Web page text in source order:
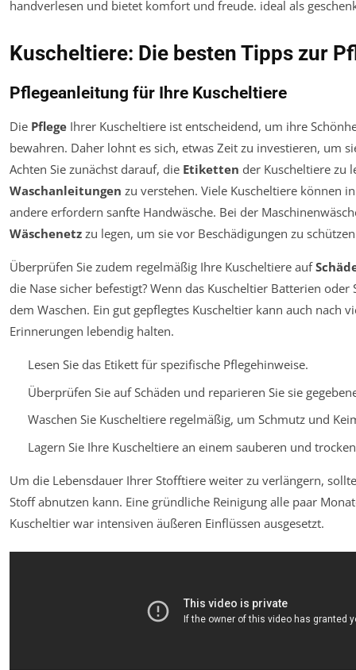
Kuscheltiere: Die besten Tipps zur
Pflegeanleitung für Ihre Kuscheltiere
Die Pflege Ihrer Kuscheltiere ist entscheidend, um ihre
bewahren. Daher lohnt es sich, etwas Zeit zu investieren, um
Achten Sie zunächst darauf, die Etiketten der Kuscheltiere zu
Waschanleitungen zu verstehen. Viele Kuscheltiere können
andere erfordern sanfte Handwäsche. Bei der
Wäschenetz zu legen, um sie vor Beschädigungen zu
Überprüfen Sie zudem regelmäßig Ihre Kuscheltiere auf
die Nase sicher befestigt? Wenn das Kuscheltier Batterien
dem Waschen. Ein gut gepflegtes Kuscheltier kann auch nach
Erinnerungen lebendig halten.
Lesen Sie das Etikett für spezifische Pflegehinweise.
Überprüfen Sie auf Schäden und reparieren Sie sie
Waschen Sie Kuscheltiere regelmäßig, um Schmutz und
Lagern Sie Ihre Kuscheltiere an einem sauberen und
Um die Lebensdauer Ihrer Stofftiere weiter zu verlängern,
Stoff abnutzen kann. Eine gründliche Reinigung alle paar
Kuscheltier war intensiven äußeren Einflüssen ausgesetzt.